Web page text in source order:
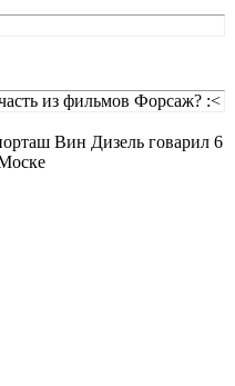
из фильмов Форсаж? :<
Вин Дизель говарил 6